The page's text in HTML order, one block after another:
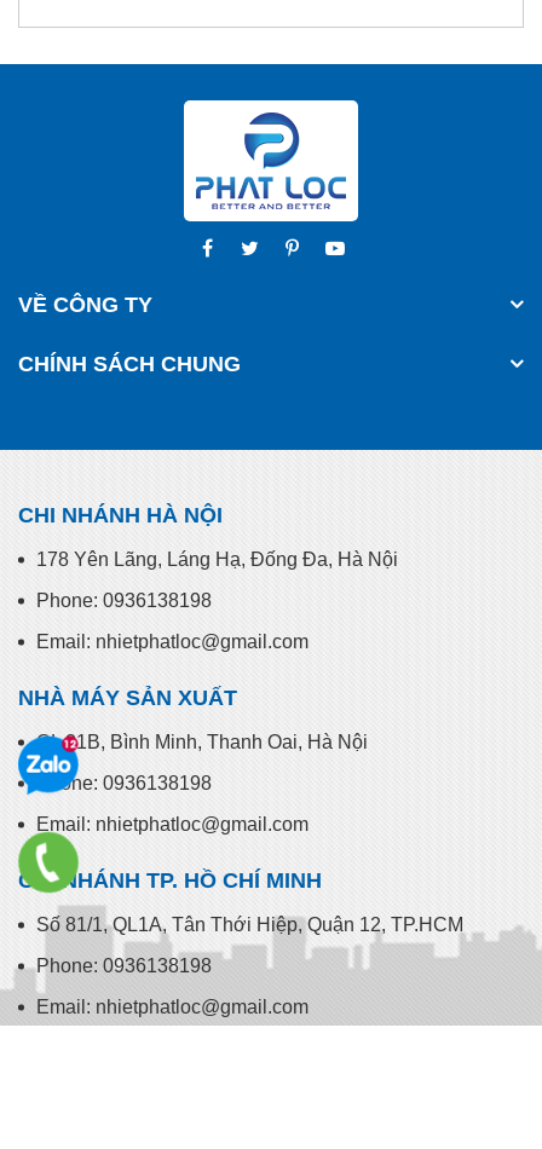
VỀ CÔNG TY
CHÍNH SÁCH CHUNG
CHI NHÁNH HÀ NỘI
Phone: 0936138198
Email: nhietphatloc@gmail.com
NHÀ MÁY SẢN XUẤT
QL 21B, Bình Minh, Thanh Oai, Hà Nội
Phone: 0936138198